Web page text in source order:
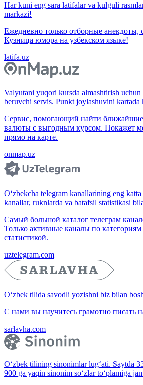
Har kuni eng sara latifalar va kulguli
markazi!
Ежедневно только отборные
Кузница юмора на узбекском языке!
latifa.uz
Valyutani yuqori kursda almashtirish
beruvchi servis. Punkt joylashuvini kartada
Сервис, помогающий найти
валюты с выгодным курсом. Покажет
прямо на карте.
onmap.uz
O‘zbekcha telegram kanallarining eng
kanallar, ruknlarda va batafsil statistikasi
Самый большой каталог телеграм
Только активные каналы по
статистикой.
uztelegram.com
O‘zbek tilida savodli yozishni biz bilan
С нами вы научитесь грамотно писать
sarlavha.com
O‘zbek tilining sinonimlar lug‘ati. Saytda
900 ga yaqin sinonim so‘zlar to‘plamiga